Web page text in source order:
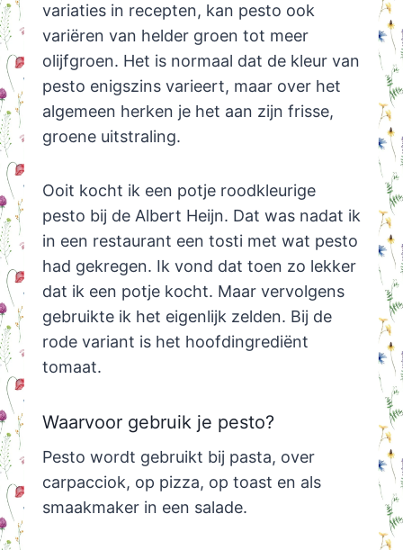
variaties in recepten, kan pesto ook
variëren van helder groen tot meer
olijfgroen. Het is normaal dat de kleur van
pesto enigszins varieert, maar over het
algemeen herken je het aan zijn frisse,
groene uitstraling.
Ooit kocht ik een potje roodkleurige
pesto bij de Albert Heijn. Dat was nadat ik
in een restaurant een tosti met wat pesto
had gekregen. Ik vond dat toen zo lekker
dat ik een potje kocht. Maar vervolgens
gebruikte ik het eigenlijk zelden. Bij de
rode variant is het hoofdingrediënt
tomaat.
Waarvoor gebruik je pesto?
Pesto wordt gebruikt bij pasta, over
carpacciok, op pizza, op toast en als
smaakmaker in een salade.